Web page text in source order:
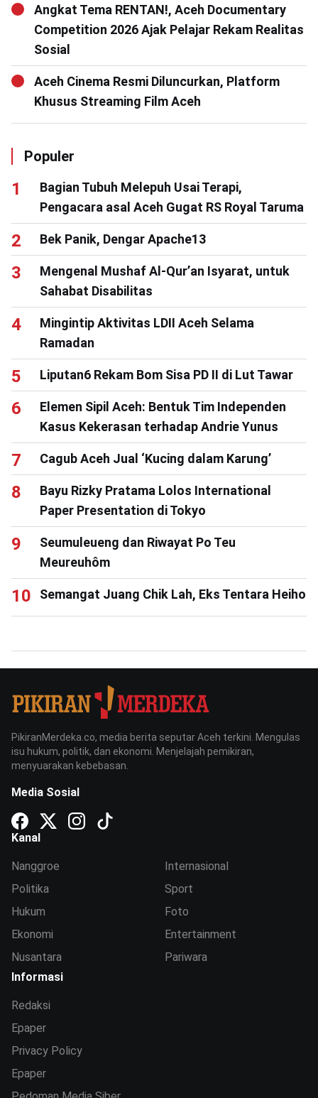
Angkat Tema RENTAN!, Aceh Documentary
Competition 2026 Ajak Pelajar Rekam Realitas
Sosial
Aceh Cinema Resmi Diluncurkan, Platform
Khusus Streaming Film Aceh
Populer
Bagian Tubuh Melepuh Usai Terapi,
Pengacara asal Aceh Gugat RS Royal Taruma
Bek Panik, Dengar Apache13
Mengenal Mushaf Al-Qur’an Isyarat, untuk
Sahabat Disabilitas
Mingintip Aktivitas LDII Aceh Selama
Ramadan
Liputan6 Rekam Bom Sisa PD II di Lut Tawar
Elemen Sipil Aceh: Bentuk Tim Independen
Kasus Kekerasan terhadap Andrie Yunus
Cagub Aceh Jual ‘Kucing dalam Karung’
Bayu Rizky Pratama Lolos International
Paper Presentation di Tokyo
Seumuleueng dan Riwayat Po Teu
Meureuhôm
Semangat Juang Chik Lah, Eks Tentara Heiho
PikiranMerdeka.co, media berita seputar Aceh terkini. Mengulas
isu hukum, politik, dan ekonomi. Menjelajah pemikiran,
menyuarakan kebebasan.
Media Sosial
Kanal
Nanggroe
Politika
Hukum
Ekonomi
Nusantara
Internasional
Sport
Foto
Entertainment
Pariwara
Informasi
Redaksi
Epaper
Privacy Policy
Epaper